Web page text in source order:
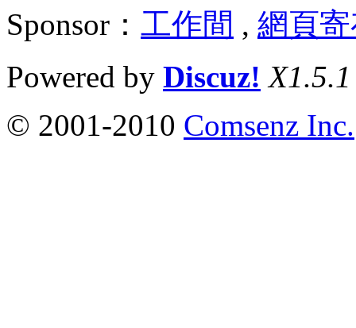
Sponsor： 工作間 , 網頁
Powered by Discuz! X1.5.1
© 2001-2010 Comsenz Inc.